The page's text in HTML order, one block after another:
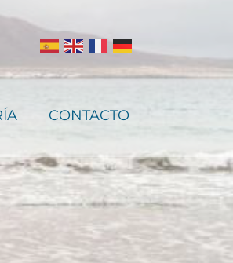
CONTACTO